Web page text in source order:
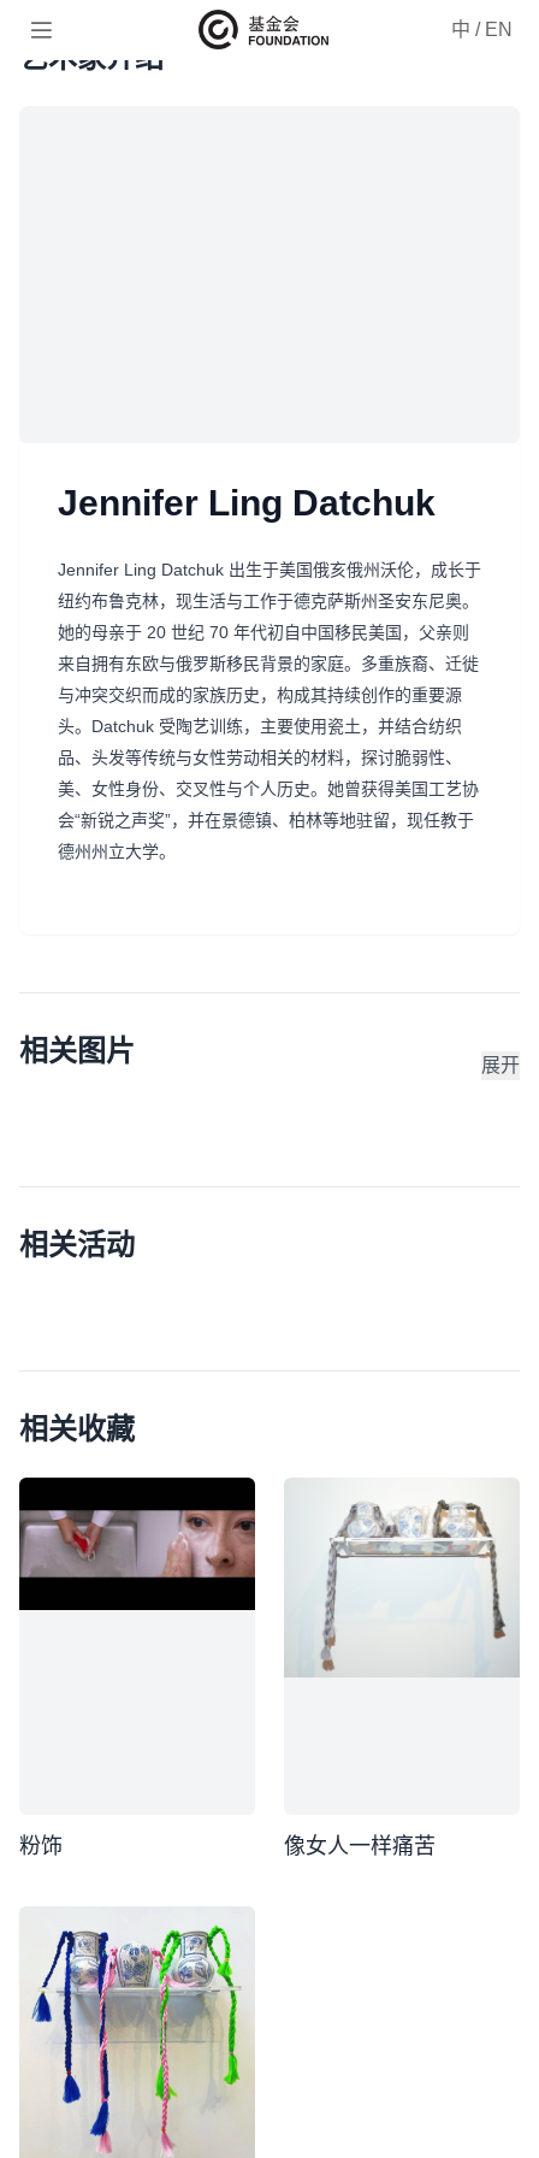
 中 / EN
艺术家介绍
Jennifer Ling Datchuk
Jennifer Ling Datchuk 出生于美国俄亥俄州沃伦，成长于
纽约布鲁克林，现生活与工作于德克萨斯州圣安东尼奥。
她的母亲于 20 世纪 70 年代初自中国移民美国，父亲则
来自拥有东欧与俄罗斯移民背景的家庭。多重族裔、迁徙
与冲突交织而成的家族历史，构成其持续创作的重要源
头。Datchuk 受陶艺训练，主要使用瓷土，并结合纺织
品、头发等传统与女性劳动相关的材料，探讨脆弱性、
美、女性身份、交叉性与个人历史。她曾获得美国工艺协
会“新锐之声奖”，并在景德镇、柏林等地驻留，现任教于
德州州立大学。
相关图片 展开
相关活动
相关收藏
粉饰 像女人一样痛苦